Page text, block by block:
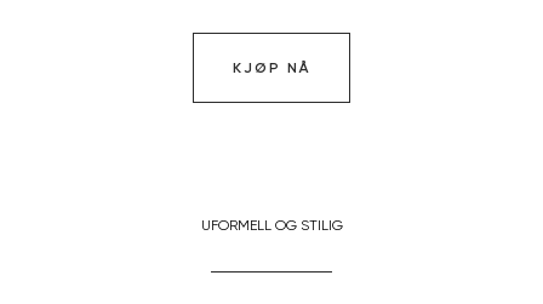
KJØP NÅ
UFORMELL OG STILIG